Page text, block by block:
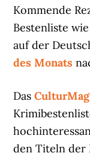
Kommende
Bestenliste
auf der
des Monats
DasCulturMag
den Titeln der